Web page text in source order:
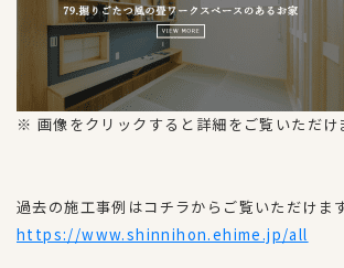
※ 画像をクリックすると詳細をご覧いただけ
過去の施工事例はコチラからご覧いただけます
https://www.shinnihon.ehime.jp/all